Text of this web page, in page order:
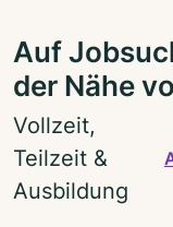
Auf
der Nähe
Vollzeit,
Teilzeit &
Ausbildung